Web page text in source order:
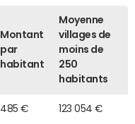
Montant
par
habitant
Moyenne
villages de
moins de
250
habitants
485 € 123 054 €